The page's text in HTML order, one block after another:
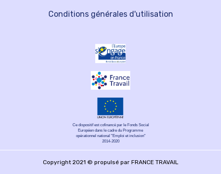
Conditions générales d'utilisation
Ce dispositif est cofinancé par le Fonds Social
Européen dans le cadre du Programme
opérationnel national "Emploi et inclusion"
2014-2020
Copyright 2021 © propulsé par FRANCE TRAVAIL